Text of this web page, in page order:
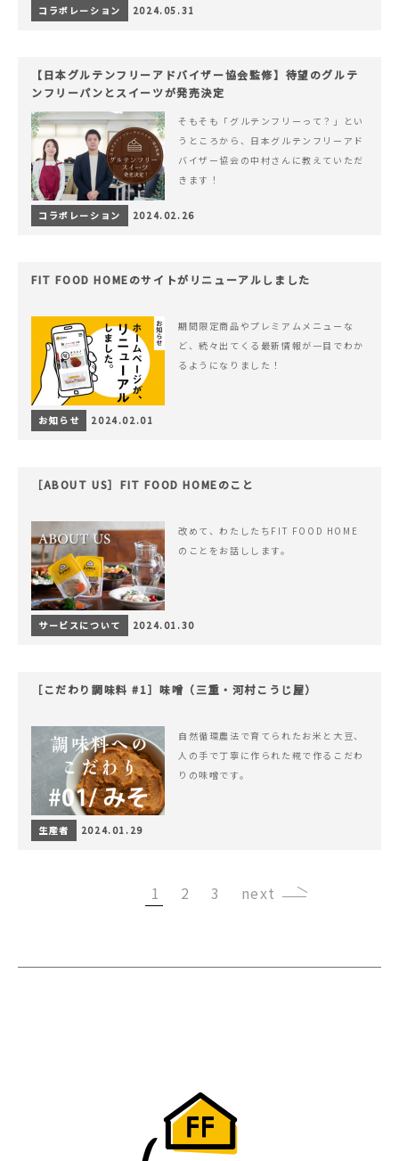
コラボレーション 2024.05.31
【日本グルテンフリーアドバイザー協会監修】待望のグルテ
ンフリーパンとスイーツが発売決定
そもそも「グルテンフリーって？」とい
うところから、日本グルテンフリーアド
バイザー協会の中村さんに教えていただ
きます！
コラボレーション 2024.02.26
FIT FOOD HOMEのサイトがリニューアルしました
期間限定商品やプレミアムメニューな
ど、続々出てくる最新情報が一目でわか
るようになりました！
お知らせ 2024.02.01
［ABOUT US］FIT FOOD HOMEのこと
改めて、わたしたちFIT FOOD HOME
のことをお話しします。
サービスについて 2024.01.30
［こだわり調味料 #1］味噌（三重・河村こうじ屋）
自然循環農法で育てられたお米と大豆、
人の手で丁寧に作られた糀で作るこだわ
りの味噌です。
生産者 2024.01.29
1 2 3 ›